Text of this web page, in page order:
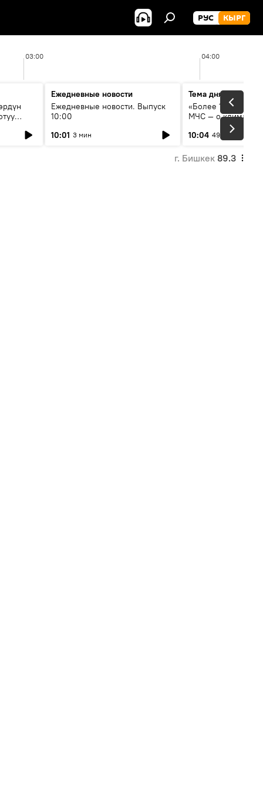
РУС КЫРГ
03:00 04:00
Ежедневные новости
Ежедневные новости. Выпуск
10:00
10:01 3 мин
Тема дня
«Более 1200 сёл в
МЧС — о климате,
системе
населения
10:04 49 мин
г. Бишкек 89.3